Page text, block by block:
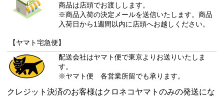
商品は店頭でお渡しします。
※商品入荷の決定メールを送信いたします。商品
入荷日から1週間以内に店頭へお越しください。
【ヤマト宅急便】
配送会社はヤマト便で東京よりお送りいたしま
す。
※ヤマト便 各営業所留でも承ります。
クレジット決済のお客様はクロネコヤマトのみの発送にな